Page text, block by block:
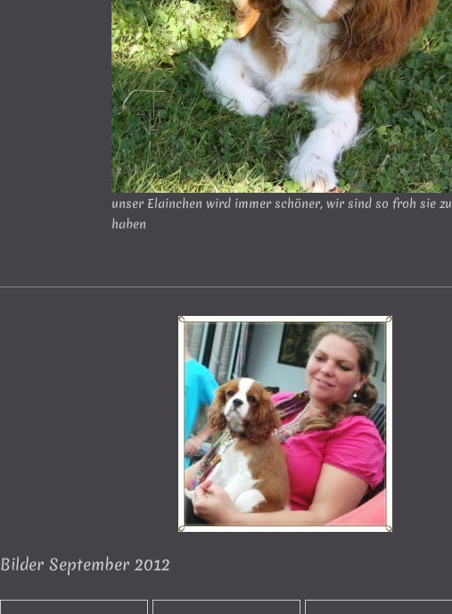
unser Elainchen wird immer schöner, wir sind so froh sie zu
haben
Bilder September 2012